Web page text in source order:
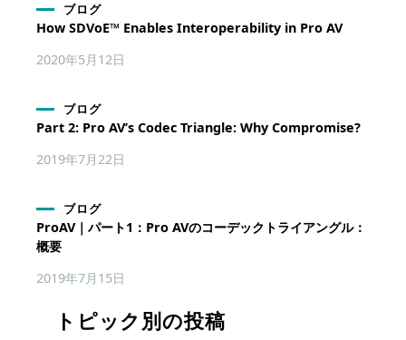
ブログ
How SDVoE™ Enables Interoperability in Pro AV
2020年5月12日
ブログ
Part 2: Pro AV’s Codec Triangle: Why Compromise?
2019年7月22日
ブログ
ProAV｜パート1：Pro AVのコーデックトライアングル：
概要
2019年7月15日
トピック別の投稿